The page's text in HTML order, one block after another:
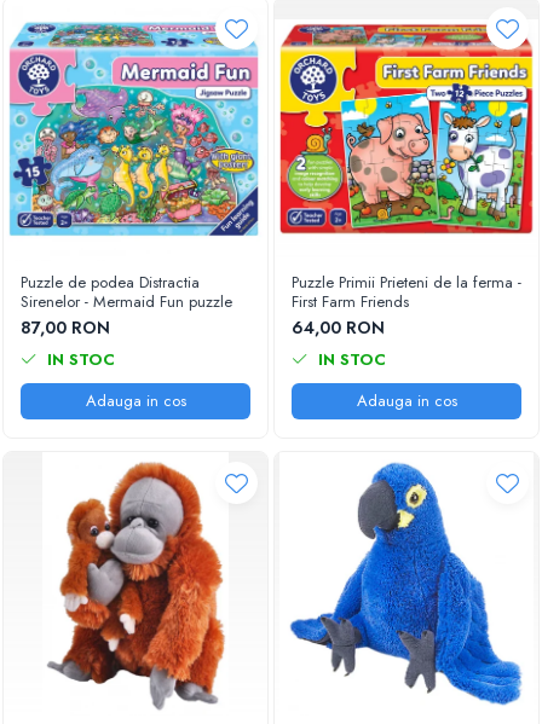
Puzzle de podea Distractia
Sirenelor - Mermaid Fun puzzle
87,00 RON
IN STOC
Adauga in cos
Puzzle Primii Prieteni de la ferma -
First Farm Friends
64,00 RON
IN STOC
Adauga in cos